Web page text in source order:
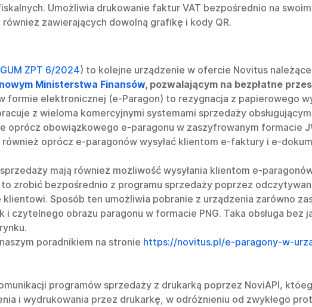
Umożliwia drukowanie faktur VAT bezpośrednio na
zawierających dowolną grafikę i kody QR.
ZPT 6/2024) to kolejne urządzenie w ofercie Novitus
Ministerstwa Finansów, pozwalającym na bezpłatne
formie elektronicznej (e-Paragon) to rezygnacja z papierowego
z wieloma komercyjnymi systemami sprzedaży
oprócz obowiązkowego e-paragonu w zaszyfrowanym formacie
oprócz e-paragonów wysyłać klientom e-faktury i e-
mają również możliwość wysyłania klientom e-
zrobić bezpośrednio z programu sprzedaży poprzez
Sposób ten umożliwia pobranie z urządzenia zarówno
obrazu paragonu w formacie PNG. Taka obsługa bez
poradnikiem na stronie https://novitus.pl/e-paragony-w-
programów sprzedaży z drukarką poprzez NoviAPI,
i wydrukowania przez drukarkę, w odróżnieniu od zwykłego